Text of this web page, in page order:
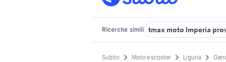
Ricerche simili tmax moto Imperia
Subito Moto e scooter Liguria